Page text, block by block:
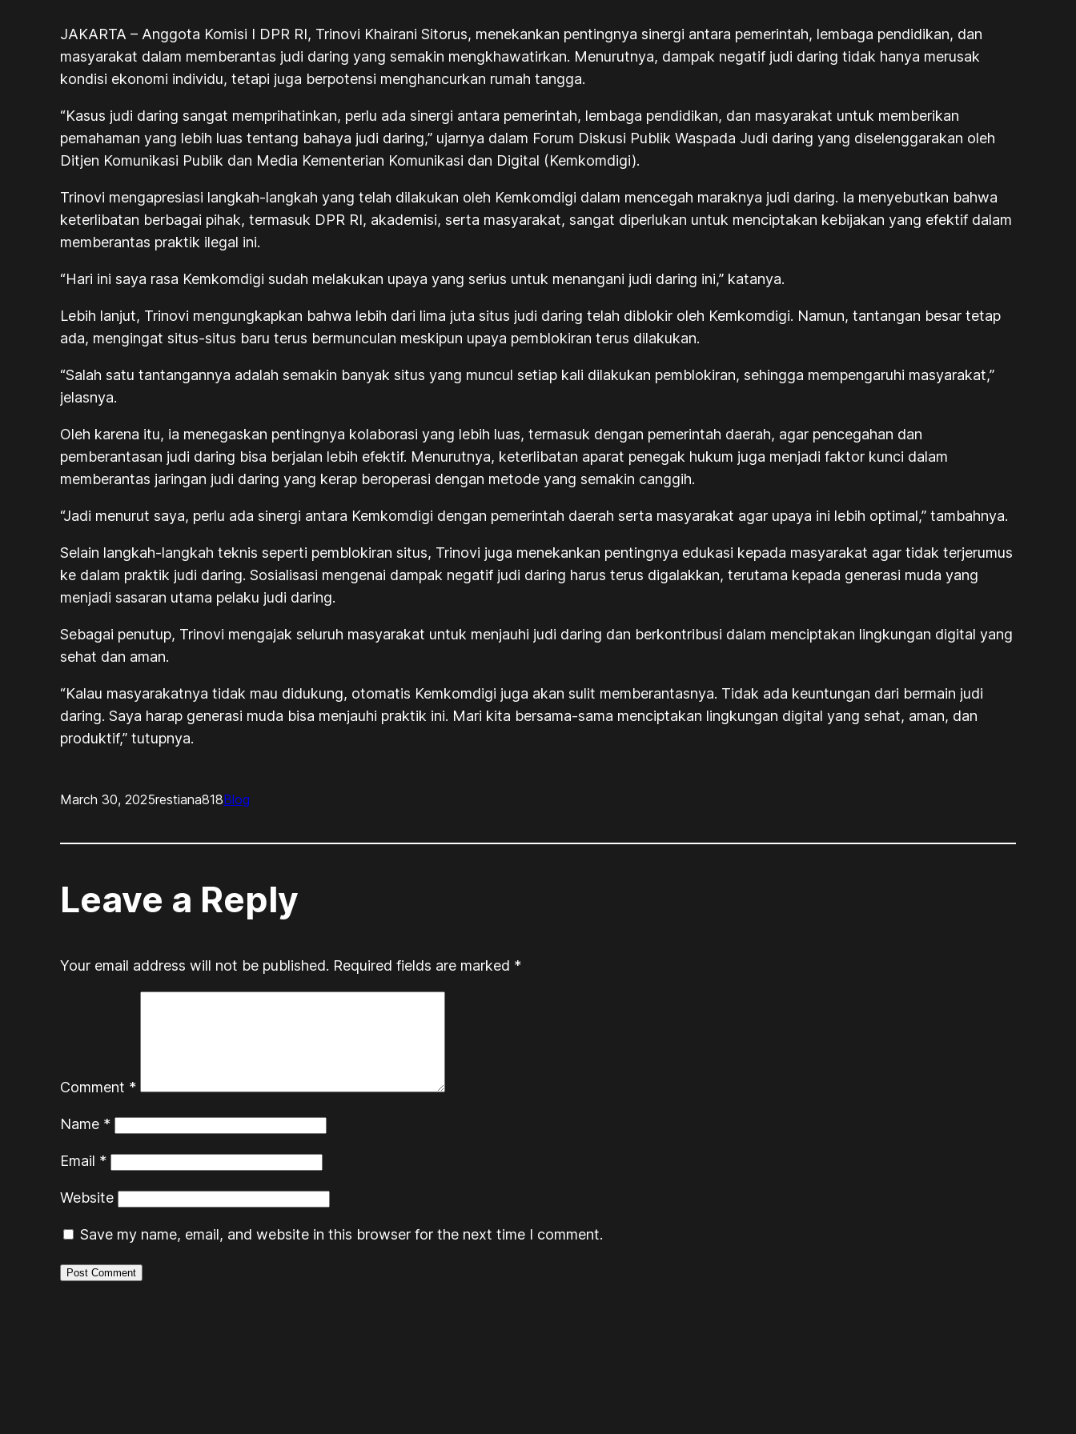
JAKARTA – Anggota Komisi I DPR RI, Trinovi Khairani Sitorus, menekankan pentingnya sinergi antara pemerintah, lembaga pendidikan, dan
masyarakat dalam memberantas judi daring yang semakin mengkhawatirkan. Menurutnya, dampak negatif judi daring tidak hanya merusak
kondisi ekonomi individu, tetapi juga berpotensi menghancurkan rumah tangga.
“Kasus judi daring sangat memprihatinkan, perlu ada sinergi antara pemerintah, lembaga pendidikan, dan masyarakat untuk memberikan
pemahaman yang lebih luas tentang bahaya judi daring,” ujarnya dalam Forum Diskusi Publik Waspada Judi daring yang diselenggarakan oleh
Ditjen Komunikasi Publik dan Media Kementerian Komunikasi dan Digital (Kemkomdigi).
Trinovi mengapresiasi langkah-langkah yang telah dilakukan oleh Kemkomdigi dalam mencegah maraknya judi daring. Ia menyebutkan bahwa
keterlibatan berbagai pihak, termasuk DPR RI, akademisi, serta masyarakat, sangat diperlukan untuk menciptakan kebijakan yang efektif dalam
memberantas praktik ilegal ini.
“Hari ini saya rasa Kemkomdigi sudah melakukan upaya yang serius untuk menangani judi daring ini,” katanya.
Lebih lanjut, Trinovi mengungkapkan bahwa lebih dari lima juta situs judi daring telah diblokir oleh Kemkomdigi. Namun, tantangan besar tetap
ada, mengingat situs-situs baru terus bermunculan meskipun upaya pemblokiran terus dilakukan.
“Salah satu tantangannya adalah semakin banyak situs yang muncul setiap kali dilakukan pemblokiran, sehingga mempengaruhi masyarakat,”
jelasnya.
Oleh karena itu, ia menegaskan pentingnya kolaborasi yang lebih luas, termasuk dengan pemerintah daerah, agar pencegahan dan
pemberantasan judi daring bisa berjalan lebih efektif. Menurutnya, keterlibatan aparat penegak hukum juga menjadi faktor kunci dalam
memberantas jaringan judi daring yang kerap beroperasi dengan metode yang semakin canggih.
“Jadi menurut saya, perlu ada sinergi antara Kemkomdigi dengan pemerintah daerah serta masyarakat agar upaya ini lebih optimal,” tambahnya.
Selain langkah-langkah teknis seperti pemblokiran situs, Trinovi juga menekankan pentingnya edukasi kepada masyarakat agar tidak terjerumus
ke dalam praktik judi daring. Sosialisasi mengenai dampak negatif judi daring harus terus digalakkan, terutama kepada generasi muda yang
menjadi sasaran utama pelaku judi daring.
Sebagai penutup, Trinovi mengajak seluruh masyarakat untuk menjauhi judi daring dan berkontribusi dalam menciptakan lingkungan digital yang
sehat dan aman.
“Kalau masyarakatnya tidak mau didukung, otomatis Kemkomdigi juga akan sulit memberantasnya. Tidak ada keuntungan dari bermain judi
daring. Saya harap generasi muda bisa menjauhi praktik ini. Mari kita bersama-sama menciptakan lingkungan digital yang sehat, aman, dan
produktif,” tutupnya.
March 30, 2025restiana818Blog
Leave a Reply
Your email address will not be published. Required fields are marked *
Comment *
Name *
Email *
Website
Save my name, email, and website in this browser for the next time I comment.